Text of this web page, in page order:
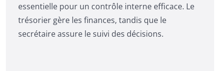
essentielle pour un contrôle interne efficace. Le
trésorier gère les finances, tandis que le
secrétaire assure le suivi des décisions.